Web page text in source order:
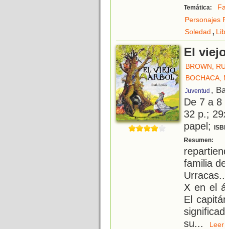
Temática:
Personajes
Soledad ,
El
BROWN,
BOCHACA,
Juventud ,
De 7 a
32 p.;
papel;
Resumen:
familia
X en el
El
su...